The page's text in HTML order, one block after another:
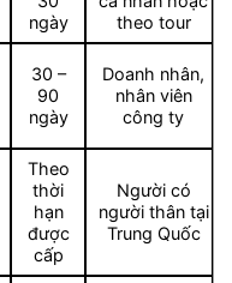
ngày
theo tour
30 –
90
ngày
Doanh nhân,
nhân viên
công ty
Theo
thời
hạn
được
cấp
Người có
người thân tại
Trung Quốc